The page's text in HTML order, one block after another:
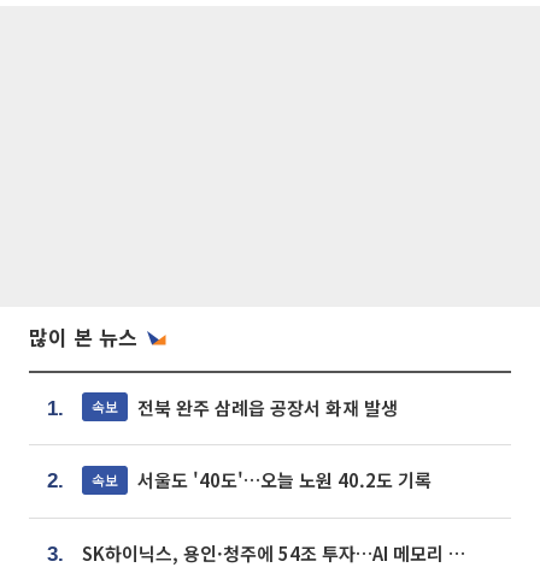
많이 본 뉴스
1. 속보 전북 완주 삼례읍 공장서 화재 발생
2. 속보 서울도 '40도'…오늘 노원 40.2도 기록
3. SK하이닉스, 용인·청주에 54조 투자…AI 메모리 생산기지 키운다